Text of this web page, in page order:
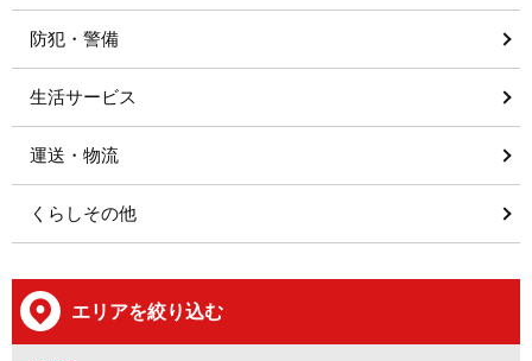
防犯・警備
生活サービス
運送・物流
くらしその他
エリアを絞り込む